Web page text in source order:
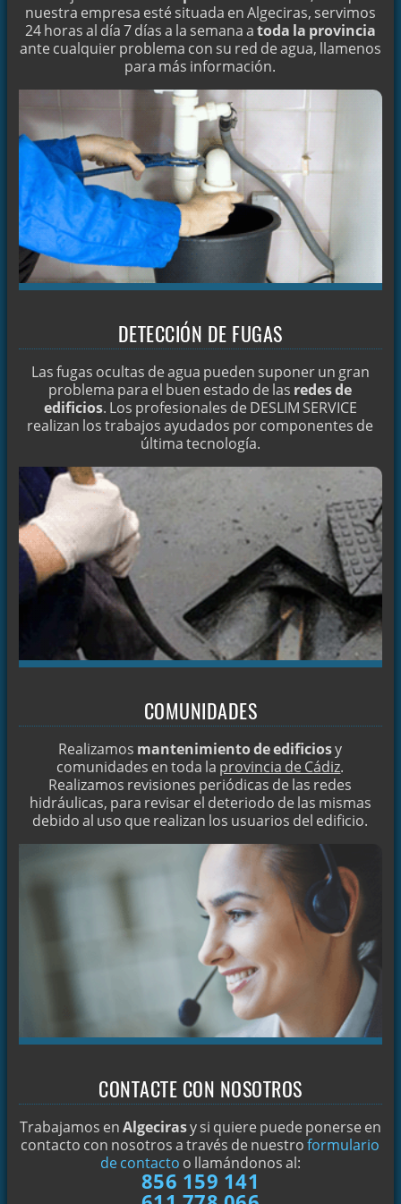
DESATRANQUES LAS 24 HORAS EN CÁDIZ
DESATRANCOS EN CÁDIZ
QUIÉNES SOMOS
NUESTROS SERVICIOS
PRESUPUESTO ON-LINE Y CONTACTO
DESATASCOS EN CÁDIZ
LIMPIEZA DE TUBERÍAS
LOCALIZACIÓN DE ARQUETAS EN CÁDIZ
LOCALIZACIÓN DE FUGAS DE AGUA
IMPERMEABILIZACIÓN DE BARCOS EN CÁDIZ
LIMPIEZA MECÁNICA E HIDRÁULICA
DESPÍDASE DE LAS HUMEDADES
LIMPIEZA DE ALCANTARILLAS
AGUA A PRESIÓN
DESATASCAMOS SUS TUBERÍAS
ROTURAS DE TUBERÍAS
DETECTAMOS FUGAS DE AGUA
INSPECCIÓN DE REDES CON CÁMARAS DE TV
ELIMINACIÓN DE RAÍCES SIN OBRA
EL LAVABO SIN ATASCOS
LOCALIZAMOS ARQUETAS EN CONIL
LIMPIEZA DE TUBERÍAS
LIMPIEZA DE BAJANTES
MANTENIMIENTO DE EDIFICIOS Y COMUNIDADES
MANTENIMIENTO DE COMUNIDADES
BOMBEOS DE AGUA
DETECCIÓN DE FUGAS OCULTAS
LIMPIEZA DE ALCANTARILLAS EN ALGECIRAS
DETECTAR ARQUETAS
¿PROBLEMAS CON ARQUETAS OCULTAS?
LIMPIEZA Y DESINFECCIÓN DE ALJIBES
LOCALIZACIÓN DE FUGAS OCULTAS
CONSEJOS CASEROS PARA DESATASCAR FREGADEROS
CÓMO DESATASCAR CON SOSA CÁUSTICA
AGUA A PRESIÓN PARA REALIZAR DESATRANCOS
DESATASCOS EN ALGECIRAS
DESATASCAMOS SUS TUBERÍAS EN ALGECIRAS
nuestra empresa esté situada en Algeciras, servimos
24 horas al día 7 días a la semana atoda la provincia
ante cualquier problema con su red de agua, llamenos
para más información.
DETECCIÓN DE FUGAS
Las fugas ocultas de agua pueden suponer un gran
problema para el buen estado de las redes de
edificios. Los profesionales de DESLIM SERVICE
realizan los trabajos ayudados por componentes de
última tecnología.
COMUNIDADES
Realizamos mantenimiento de edificiosy
comunidades en toda la provincia de Cádiz.
Realizamos revisiones periódicas de las redes
hidráulicas, para revisar el deteriodo de las mismas
debido al uso que realizan los usuarios del edificio.
CONTACTE CON NOSOTROS
Trabajamos enAlgecirasy si quiere puede ponerse en
contacto con nosotros a través de nuestroformulario
de contacto o llamándonos al:
856 159 141